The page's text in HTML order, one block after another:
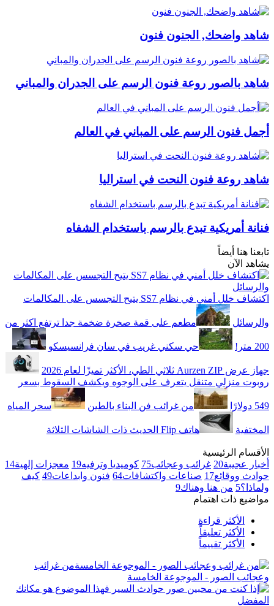
شاهد واضحك, الجنون فنون
شاهد بالصور روعة فنون الرسم على الجدران والمباني
أجمل فنون الرسم على المباني في العالم
شاهد روعة فنون النحت في استراليا
فنانة أمريكية تبدع بالرسم باستخدام الشفاه
تابعنا هنا أيضاً
يشاهد الآن
اكتشاف خلل أمني في نظام SS7 يتيح التجسس على المكالمات
والرسائل مطعم على قمة صخرة ضخمة جدا ترتفع اكثر من
200 متر! حي سكني غريب في سان فرانسيسكو
جهاز عرض Aurzen ZIP ثلاثي الطي، الأكثر تميزًا لعام 2026
روبوت منزلي متنقل يتعرف على الوجوه ويكشف السقوط بسعر
549 دولارًا من غرائب فن البناء بالطين سحر المياه
المختفية هاتف Flip الحديث ذات الشاشات الثلاثة
الأقسام الرئيسية
أخبار عجيبة20 غرائب وعجائب75 كوميديا وترفيه19 معجزات إلهية14
حوادث ووقائع17 صناعات واكتشافات64 فنون وابداعات49 كيف
ولماذا؟5 من هنا وهناك9
مواضيع ذات اهتمام
الأكثر قراءة
الأكثر تعليقاً
الأكثر تقييماً
من غرائب
وعجائب الصور - الموجوعة الخامسة